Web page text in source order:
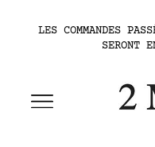
LES COMMANDES
SERONT